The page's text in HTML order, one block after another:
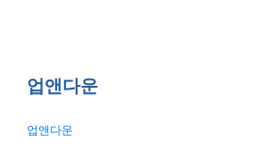
업앤다운
업앤다운